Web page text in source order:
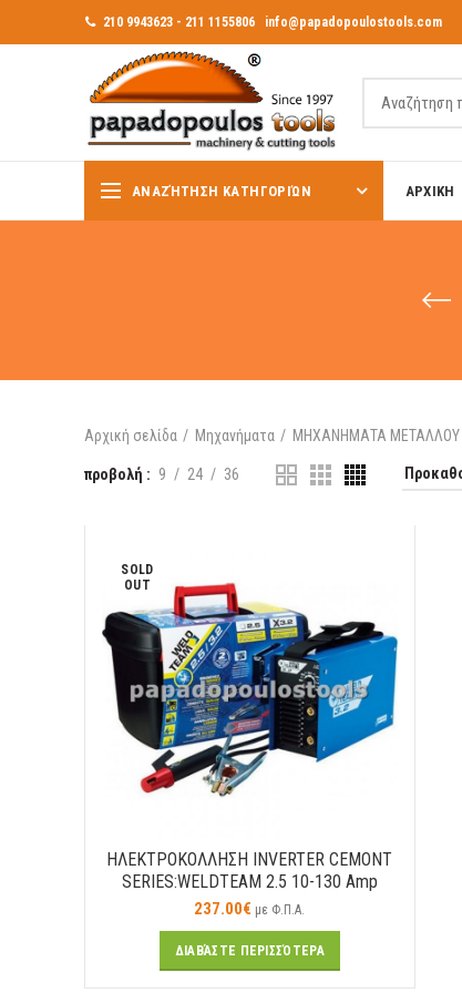
210 9943623 - 211 1155806 info@papadopoulostools.com
ΑΝΑΖΉΤΗΣΗ ΚΑΤΗΓΟΡΙΏΝ ΑΡΧΙΚΗ
Αρχική σελίδα Μηχανήματα ΜΗΧΑΝΗΜΑΤΑ ΜΕΤΑΛΛΟΥ
προβολή 9 24 36
SOLD
OUT
ΗΛΕΚΤΡΟΚΟΛΛΗΣΗ ΙΝVERTER CEMONT
SERIES:WELDTEAM 2.5 10-130 Amp
237.00€ με Φ.Π.Α.
ΔΙΑΒΆΣΤΕ ΠΕΡΙΣΣΌΤΕΡΑ